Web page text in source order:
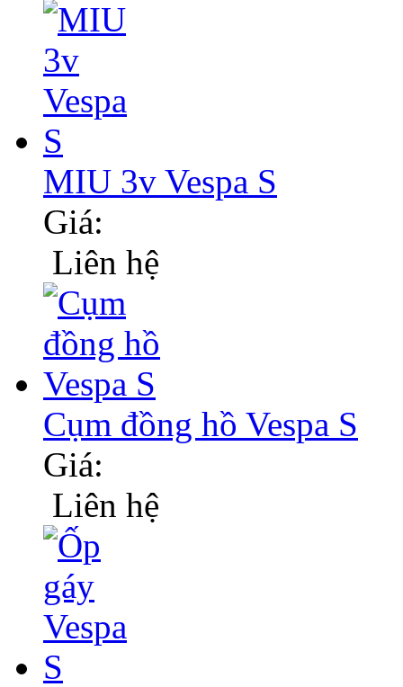
MIU 3v Vespa S
Giá:
Liên hệ
Cụm đồng hồ Vespa S
Giá:
Liên hệ